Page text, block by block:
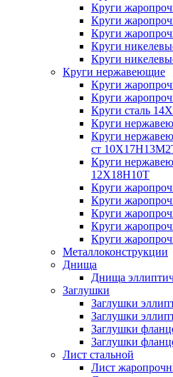
Круги
Круги
Круги
Круги
Круги
Круги нержавеющие
Круги
Круги
Круги сталь
Круги
Круги
ст
Круги
12Х18Н10Т
Круги
Круги
Круги
Круги
Круги
Металлоконструкции
Днища
Днища
Заглушки
Заглушки
Заглушки
Заглушки
Заглушки
Лист стальной
Лист